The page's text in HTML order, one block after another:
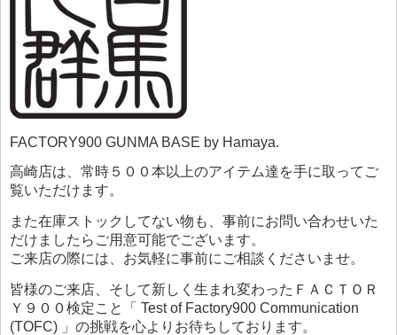
FACTORY900 GUNMA BASE by Hamaya.
高崎店は、常時５００本以上のアイテム達を手に取ってご
覧いただけます。
また在庫ストックしてない物も、事前にお問い合わせいた
だけましたらご用意可能でございます。
ご来店の際には、お気軽に事前にご相談くださいませ。
皆様のご来店、そして新しく生まれ変わったＦＡＣＴＯＲ
Ｙ９００検定こと「 Test of Factory900 Communication
(TOFC) 」の挑戦を心よりお待ちしております。